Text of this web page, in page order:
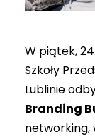
W piątek,
Szkoły
Lublinie
Branding
networking,